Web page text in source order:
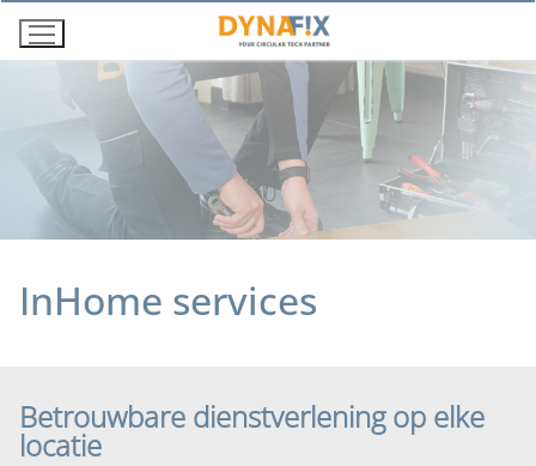
naar
de
InHome services
Betrouwbare dienstverlening op elke
locatie